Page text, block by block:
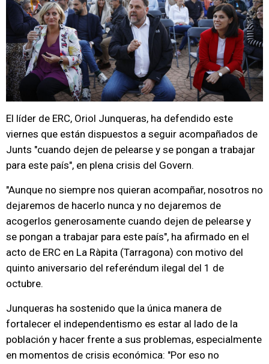
El líder de ERC, Oriol Junqueras, ha defendido este
viernes que están dispuestos a seguir acompañados de
Junts "cuando dejen de pelearse y se pongan a trabajar
para este país", en plena crisis del Govern.
"Aunque no siempre nos quieran acompañar, nosotros no
dejaremos de hacerlo nunca y no dejaremos de
acogerlos generosamente cuando dejen de pelearse y
se pongan a trabajar para este país", ha afirmado en el
acto de ERC en La Ràpita (Tarragona) con motivo del
quinto aniversario del referéndum ilegal del 1 de
octubre.
Junqueras ha sostenido que la única manera de
fortalecer el independentismo es estar al lado de la
población y hacer frente a sus problemas, especialmente
en momentos de crisis económica: "Por eso no